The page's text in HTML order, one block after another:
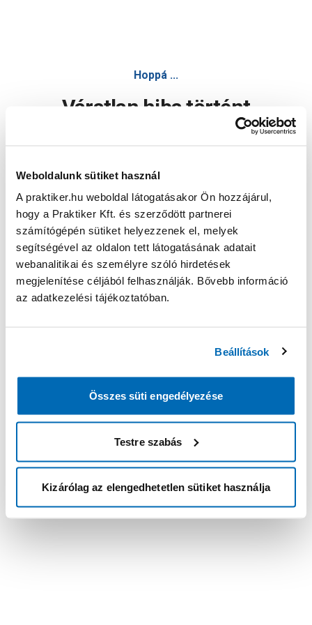
Weboldalunk sütiket használ
A praktiker.hu weboldal látogatásakor Ön hozzájárul,
hogy a Praktiker Kft. és szerződött partnerei
számítógépén sütiket helyezzenek el, melyek
segítségével az oldalon tett látogatásának adatait
webanalitikai és személyre szóló hirdetések
megjelenítése céljából felhasználják. Bővebb információ
az adatkezelési tájékoztatóban.
Beállítások
Összes süti engedélyezése
Testre szabás
Kizárólag az elengedhetetlen sütiket használja
Hoppá ...
Váratlan hiba történt
Oldal újratöltése